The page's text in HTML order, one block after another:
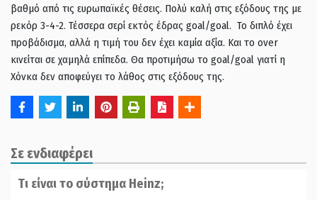
βαθμό από τις ευρωπαϊκές θέσεις. Πολύ καλή στις εξόδους της με
ρεκόρ 3-4-2. Τέσσερα σερί εκτός έδρας goal/goal. Το διπλό έχει
προβάδισμα, αλλά η τιμή του δεν έχει καμία αξία. Και το over
κινείται σε χαμηλά επίπεδα. Θα προτιμήσω το goal/goal γιατί η
Χόνκα δεν αποφεύγει το λάθος στις εξόδους της.
Σε ενδιαφέρει
Tι είναι το σύστημα Ηeinz;